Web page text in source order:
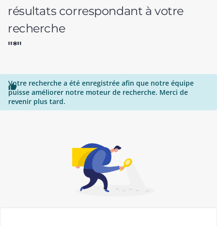
résultats correspondant à votre
recherche
"*"

Votre recherche a été enregistrée afin que notre équipe
puisse améliorer notre moteur de recherche. Merci de
revenir plus tard.